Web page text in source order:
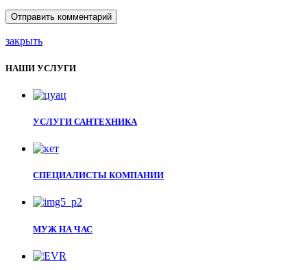
закрыть
НАШИ УСЛУГИ
УСЛУГИ САНТЕХНИКА
СПЕЦИАЛИСТЫ КОМПАНИИ
МУЖ НА ЧАС